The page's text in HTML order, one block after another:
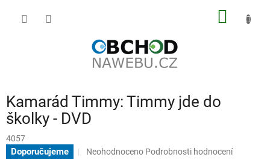
Kamarád Timmy: Timmy jde do
školky - DVD
4057
Doporučujeme
Průměrné
Neohodnoceno Podrobnosti hodnocení